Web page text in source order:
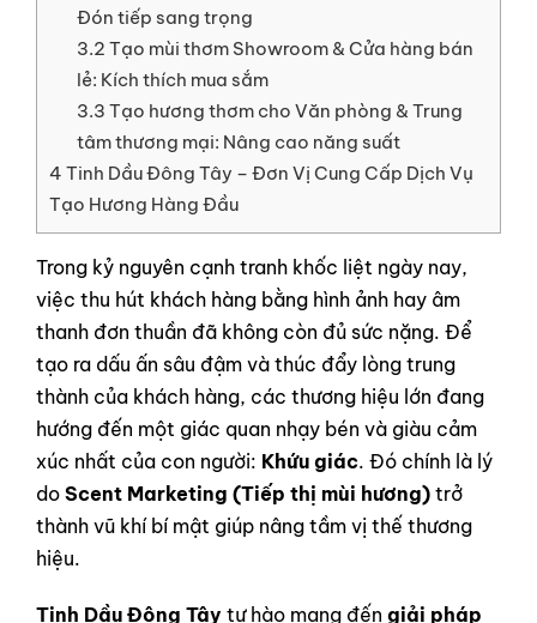
Đón tiếp sang trọng
3.2 Tạo mùi thơm Showroom & Cửa hàng bán
lẻ: Kích thích mua sắm
3.3 Tạo hương thơm cho Văn phòng & Trung
tâm thương mại: Nâng cao năng suất
4 Tinh Dầu Đông Tây – Đơn Vị Cung Cấp Dịch Vụ
Tạo Hương Hàng Đầu
Trong kỷ nguyên cạnh tranh khốc liệt ngày nay,
việc thu hút khách hàng bằng hình ảnh hay âm
thanh đơn thuần đã không còn đủ sức nặng. Để
tạo ra dấu ấn sâu đậm và thúc đẩy lòng trung
thành của khách hàng, các thương hiệu lớn đang
hướng đến một giác quan nhạy bén và giàu cảm
xúc nhất của con người: Khứu giác. Đó chính là lý
do Scent Marketing (Tiếp thị mùi hương) trở
thành vũ khí bí mật giúp nâng tầm vị thế thương
hiệu.
Tinh Dầu Đông Tây tự hào mang đến giải pháp